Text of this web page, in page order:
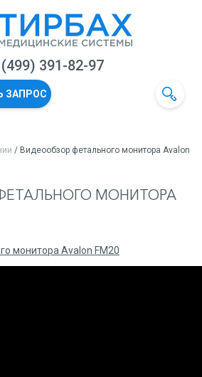
391-82-97
ЗАПРОС
/ Видеообзор фетального монитора Avalon
МОНИТОРА
монитора Avalon FM20